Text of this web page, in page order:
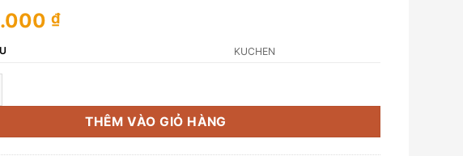
₫
KUCHEN
KU GEI 288 số lượng
THÊM VÀO GIỎ HÀNG